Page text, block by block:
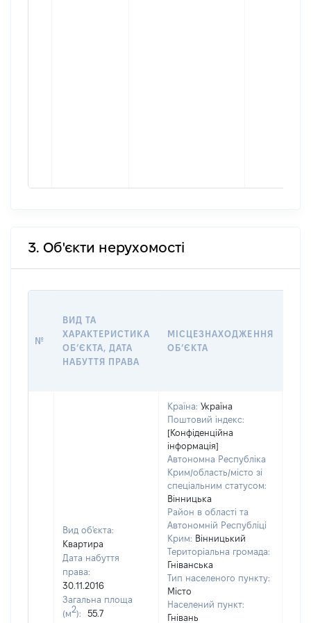
3. Об'єкти нерухомості
№
ВИД ТА
ХАРАКТЕРИСТИКА
ОБʼЄКТА, ДАТА
НАБУТТЯ ПРАВА
МІСЦЕЗНАХОДЖЕННЯ
ОБʼЄКТА
Вид об'єкта:
Квартира
Дата набуття
права:
30.11.2016
Загальна площа
(м2):
55.7
Країна: Україна
Поштовий індекс:
[Конфіденційна
інформація]
Автономна Республіка
Крим/область/місто зі
спеціальним статусом:
Вінницька
Район в області та
Автономній Республіці
Крим: Вінницький
Територіальна громада:
Гніванська
Тип населеного пункту:
Місто
Населений пункт:
Гнівань